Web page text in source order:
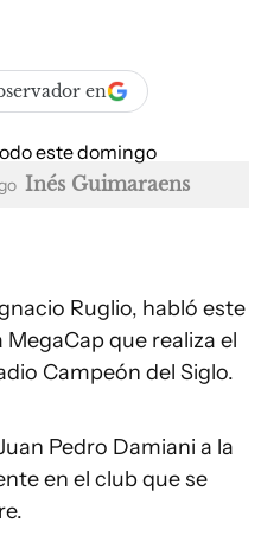
en
Inés Guimaraens
Ruglio, habló este
que realiza el
Campeón del Siglo.
Pedro Damiani a la
en el club que se